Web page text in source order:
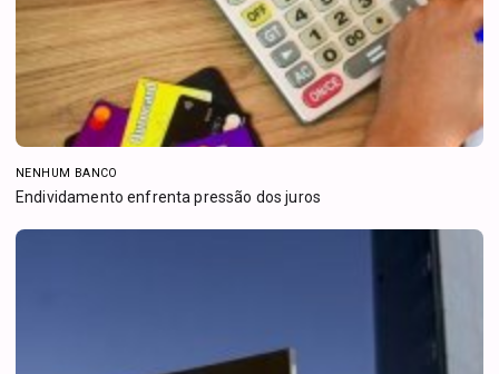
NENHUM BANCO
Endividamento enfrenta pressão dos juros